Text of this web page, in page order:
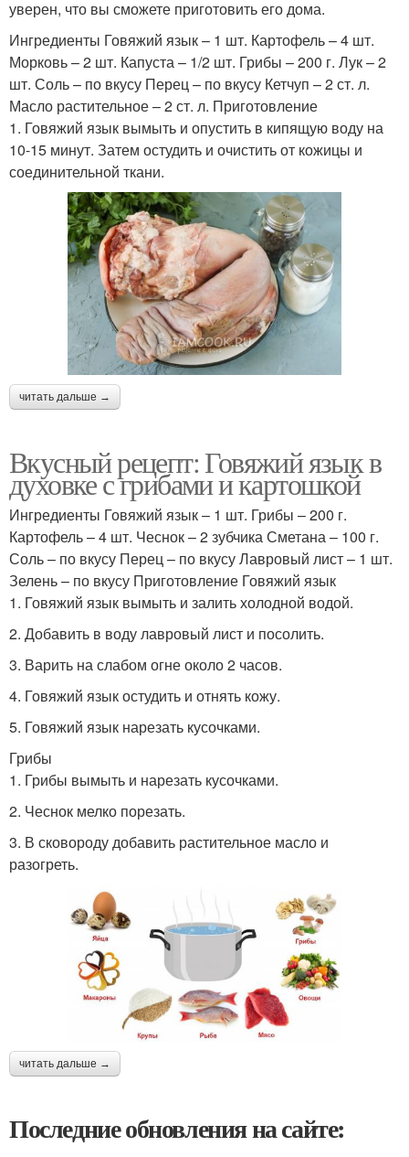
уверен, что вы сможете приготовить его дома.
Ингредиенты Говяжий язык – 1 шт. Картофель – 4 шт.
Морковь – 2 шт. Капуста – 1/2 шт. Грибы – 200 г. Лук – 2
шт. Соль – по вкусу Перец – по вкусу Кетчуп – 2 ст. л.
Масло растительное – 2 ст. л. Приготовление
1. Говяжий язык вымыть и опустить в кипящую воду на
10-15 минут. Затем остудить и очистить от кожицы и
соединительной ткани.
читать дальше →
Вкусный рецепт: Говяжий язык в
духовке с грибами и картошкой
Ингредиенты Говяжий язык – 1 шт. Грибы – 200 г.
Картофель – 4 шт. Чеснок – 2 зубчика Сметана – 100 г.
Соль – по вкусу Перец – по вкусу Лавровый лист – 1 шт.
Зелень – по вкусу Приготовление Говяжий язык
1. Говяжий язык вымыть и залить холодной водой.
2. Добавить в воду лавровый лист и посолить.
3. Варить на слабом огне около 2 часов.
4. Говяжий язык остудить и отнять кожу.
5. Говяжий язык нарезать кусочками.
Грибы
1. Грибы вымыть и нарезать кусочками.
2. Чеснок мелко порезать.
3. В сковороду добавить растительное масло и
разогреть.
читать дальше →
Последние обновления на сайте: